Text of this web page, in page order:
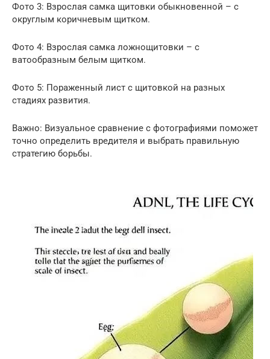
Фото 3: Взрослая самка щитовки обыкновенной – с
округлым коричневым щитком.
Фото 4: Взрослая самка ложнощитовки – с
ватообразным белым щитком.
Фото 5: Пораженный лист с щитовкой на разных
стадиях развития.
Важно: Визуальное сравнение с фотографиями поможет
точно определить вредителя и выбрать правильную
стратегию борьбы.